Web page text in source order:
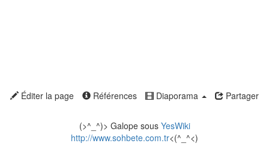
Éditer la page Références Diaporama Partager
(>^_^)> Galope sous YesWiki
http://www.sohbete.com.tr<(^_^<)